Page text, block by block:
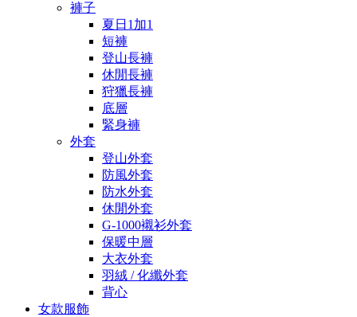
褲子
夏日1加1
短褲
登山長褲
休閒長褲
狩獵長褲
底層
緊身褲
外套
登山外套
防風外套
防水外套
休閒外套
G-1000襯衫外套
保暖中層
大衣外套
羽絨 / 化纖外套
背心
女款服飾